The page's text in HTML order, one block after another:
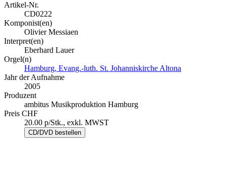
Artikel-Nr.
CD0222
Komponist(en)
Olivier Messiaen
Interpret(en)
Eberhard Lauer
Orgel(n)
Hamburg, Evang.-luth. St. Johanniskirche Altona
Jahr der Aufnahme
2005
Produzent
ambitus Musikproduktion Hamburg
Preis CHF
20.00 p/Stk., exkl. MWST